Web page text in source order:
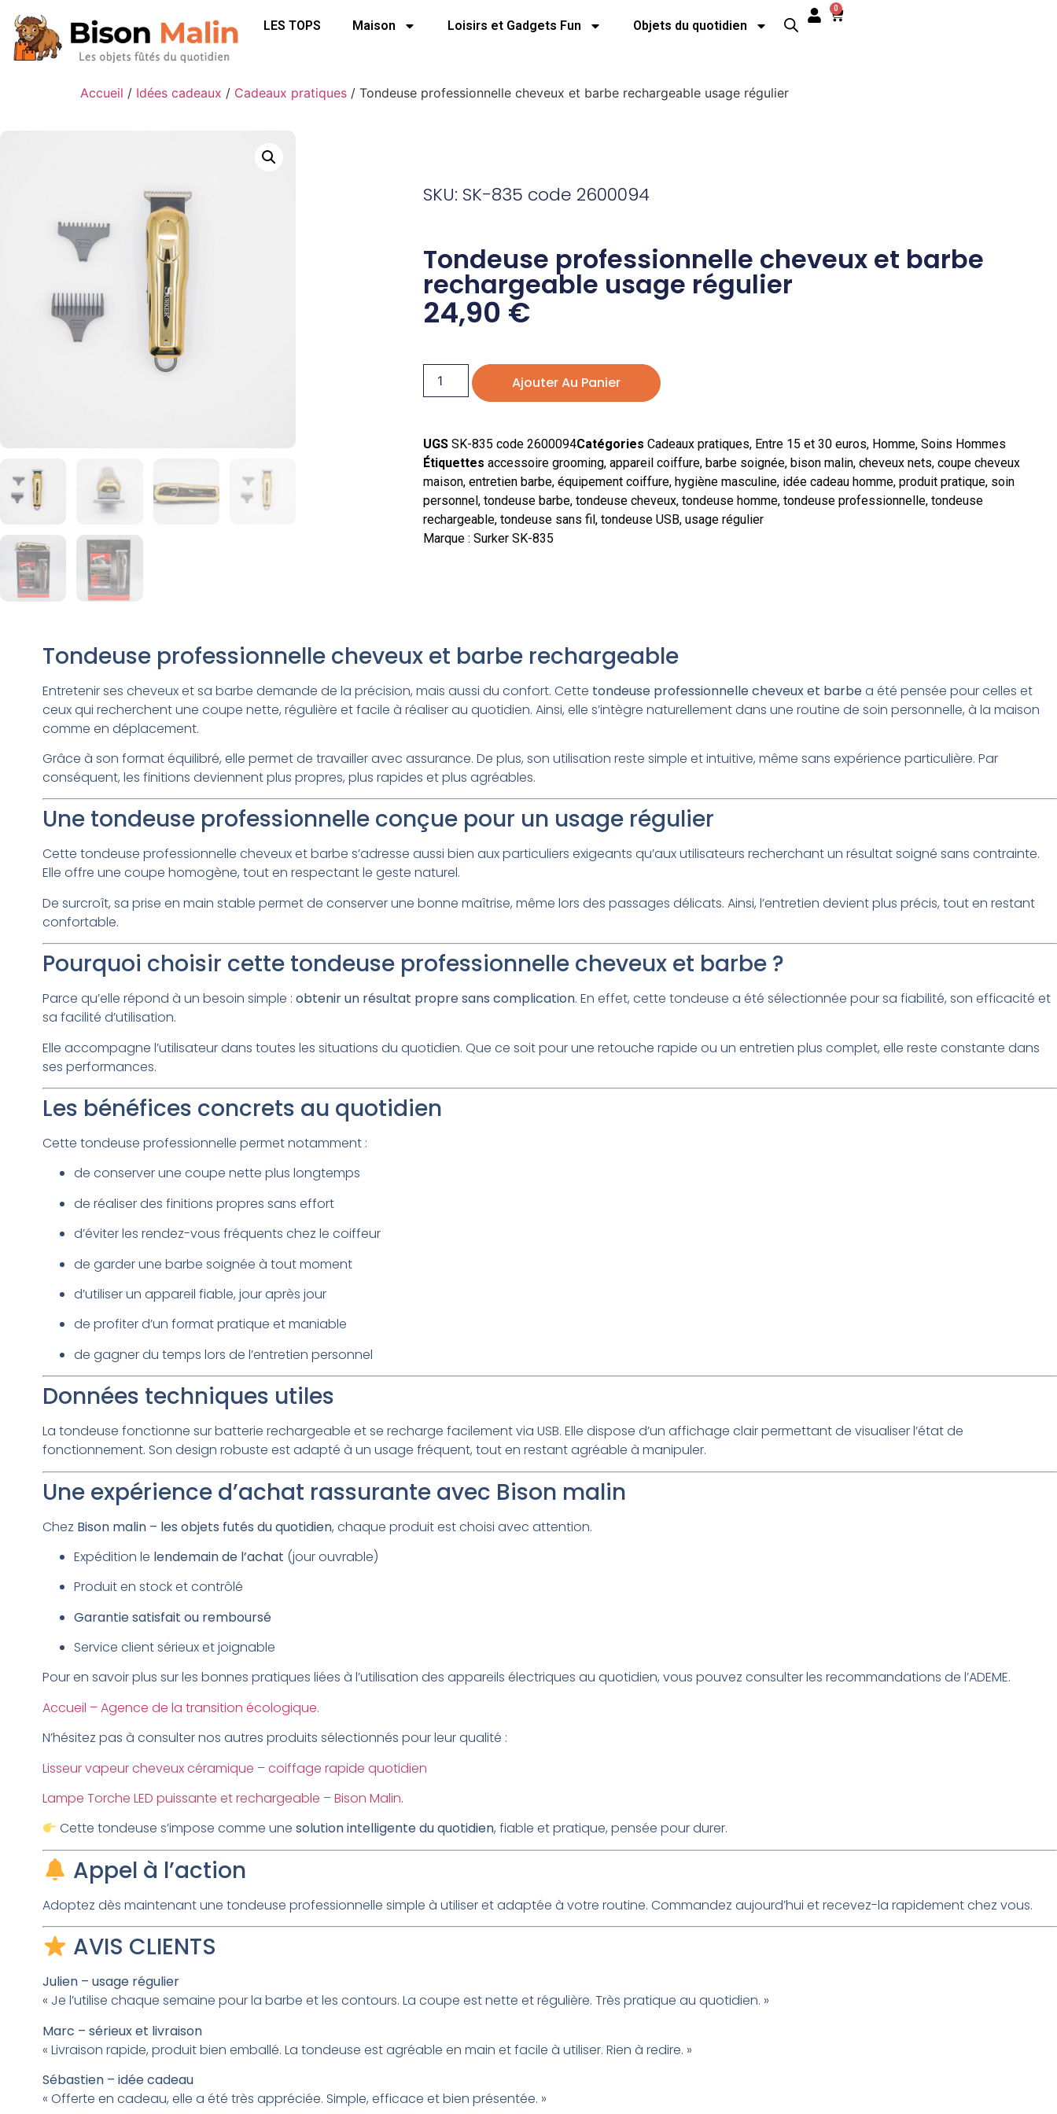
LES TOPS Maison Loisirs et Gadgets Fun Objets du quotidien
0
Accueil / Idées cadeaux / Cadeaux pratiques / Tondeuse professionnelle cheveux et barbe rechargeable usage régulier
SKU: SK-835 code 2600094
Tondeuse professionnelle cheveux et barbe
rechargeable usage régulier
24,90 €
Ajouter Au Panier
UGS SK-835 code 2600094Catégories Cadeaux pratiques, Entre 15 et 30 euros, Homme, Soins Hommes
Étiquettes accessoire grooming, appareil coiffure, barbe soignée, bison malin, cheveux nets, coupe cheveux
maison, entretien barbe, équipement coiffure, hygiène masculine, idée cadeau homme, produit pratique, soin
personnel , tondeuse barbe, tondeuse cheveux, tondeuse homme, tondeuse professionnelle, tondeuse
rechargeable, tondeuse sans fil , tondeuse USB, usage régulier
Marque : Surker SK-835
Tondeuse professionnelle cheveux et barbe rechargeable
Entretenir ses cheveux et sa barbe demande de la précision, mais aussi du confort. Cette tondeuse professionnelle cheveux et barbea été pensée pour celles et
ceux qui recherchent une coupe nette, régulière et facile à réaliser au quotidien. Ainsi, elle s’intègre naturellement dans une routine de soin personnelle, à la maison
comme en déplacement.
Grâce à son format équilibré, elle permet de travailler avec assurance. De plus, son utilisation reste simple et intuitive, même sans expérience particulière. Par
conséquent, les finitions deviennent plus propres, plus rapides et plus agréables.
Une tondeuse professionnelle conçue pour un usage régulier
Cette tondeuse professionnelle cheveux et barbe s’adresse aussi bien aux particuliers exigeants qu’aux utilisateurs recherchant un résultat soigné sans contrainte.
Elle offre une coupe homogène, tout en respectant le geste naturel.
De surcroît, sa prise en main stable permet de conserver une bonne maîtrise, même lors des passages délicats. Ainsi, l’entretien devient plus précis, tout en restant
confortable.
Pourquoi choisir cette tondeuse professionnelle cheveux et barbe ?
Parce qu’elle répond à un besoin simple : obtenir un résultat propre sans complication. En effet, cette tondeuse a été sélectionnée pour sa fiabilité, son efficacité et
sa facilité d’utilisation.
Elle accompagne l’utilisateur dans toutes les situations du quotidien. Que ce soit pour une retouche rapide ou un entretien plus complet, elle reste constante dans
ses performances.
Les bénéfices concrets au quotidien
Cette tondeuse professionnelle permet notamment :
de conserver une coupe nette plus longtemps
de réaliser des finitions propres sans effort
d’éviter les rendez-vous fréquents chez le coiffeur
de garder une barbe soignée à tout moment
d’utiliser un appareil fiable, jour après jour
de profiter d’un format pratique et maniable
de gagner du temps lors de l’entretien personnel
Données techniques utiles
La tondeuse fonctionne sur batterie rechargeable et se recharge facilement via USB. Elle dispose d’un affichage clair permettant de visualiser l’état de
fonctionnement. Son design robuste est adapté à un usage fréquent, tout en restant agréable à manipuler.
Une expérience d’achat rassurante avec Bison malin
Chez Bison malin – les objets futés du quotidien, chaque produit est choisi avec attention.
Expédition le lendemain de l’achat (jour ouvrable)
Produit en stock et contrôlé
Garantie satisfait ou remboursé
Service client sérieux et joignable
Pour en savoir plus sur les bonnes pratiques liées à l’utilisation des appareils électriques au quotidien, vous pouvez consulter les recommandations de l’ADEME.
Accueil – Agence de la transition écologique.
N’hésitez pas à consulter nos autres produits sélectionnés pour leur qualité :
Lisseur vapeur cheveux céramique – coiffage rapide quotidien
Lampe Torche LED puissante et rechargeable – Bison Malin.
Cette tondeuse s’impose comme une solution intelligente du quotidien, fiable et pratique, pensée pour durer.
Appel à l’action
Adoptez dès maintenant une tondeuse professionnelle simple à utiliser et adaptée à votre routine. Commandez aujourd’hui et recevez-la rapidement chez vous.
AVIS CLIENTS
Julien – usage régulier
« Je l’utilise chaque semaine pour la barbe et les contours. La coupe est nette et régulière. Très pratique au quotidien. »
Marc – sérieux et livraison
« Livraison rapide, produit bien emballé. La tondeuse est agréable en main et facile à utiliser. Rien à redire. »
Sébastien – idée cadeau
« Offerte en cadeau, elle a été très appréciée. Simple, efficace et bien présentée. »